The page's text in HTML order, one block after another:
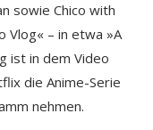
sowie Chico with
Vlog« – in etwa »A
ist in dem Video
die Anime-Serie
nehmen.